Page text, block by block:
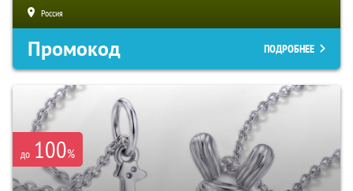
Россия
Промокод ПОДРОБНЕЕ
до 100%